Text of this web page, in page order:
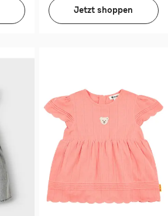
Jetzt shoppen